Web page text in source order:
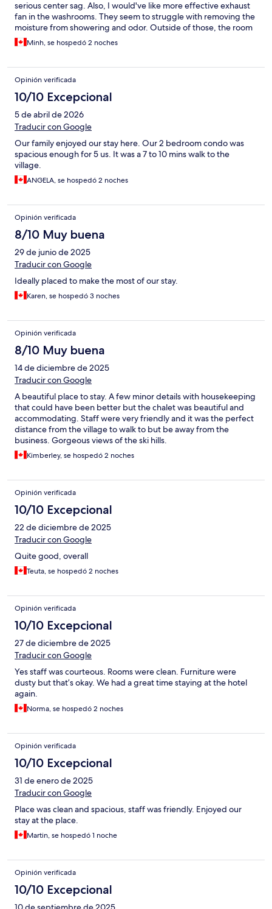
serious center sag. Also, I would've like more effective exhaust
fan in the washrooms. They seem to struggle with removing the
moisture from showering and odor. Outside of those, the room
was unit was spacious and well appointed.
Minh, se hospedó 2 noches
Opinión verificada
10/10 Excepcional
5 de abril de 2026
Traducir con Google
Our family enjoyed our stay here. Our 2 bedroom condo was
spacious enough for 5 us. It was a 7 to 10 mins walk to the
village.
ANGELA, se hospedó 2 noches
Opinión verificada
8/10 Muy buena
29 de junio de 2025
Traducir con Google
Ideally placed to make the most of our stay.
Karen, se hospedó 3 noches
Opinión verificada
8/10 Muy buena
14 de diciembre de 2025
Traducir con Google
A beautiful place to stay. A few minor details with housekeeping
that could have been better but the chalet was beautiful and
accommodating. Staff were very friendly and it was the perfect
distance from the village to walk to but be away from the
business. Gorgeous views of the ski hills.
Kimberley, se hospedó 2 noches
Opinión verificada
10/10 Excepcional
22 de diciembre de 2025
Traducir con Google
Quite good, overall
Teuta, se hospedó 2 noches
Opinión verificada
10/10 Excepcional
27 de diciembre de 2025
Traducir con Google
Yes staff was courteous. Rooms were clean. Furniture were
dusty but that’s okay. We had a great time staying at the hotel
again.
Norma, se hospedó 2 noches
Opinión verificada
10/10 Excepcional
31 de enero de 2025
Traducir con Google
Place was clean and spacious, staff was friendly. Enjoyed our
stay at the place.
Martin, se hospedó 1 noche
Opinión verificada
10/10 Excepcional